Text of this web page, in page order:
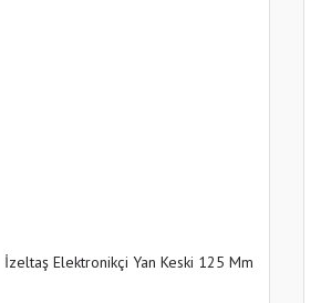
İzeltaş Elektronikçi Yan Keski 125 Mm